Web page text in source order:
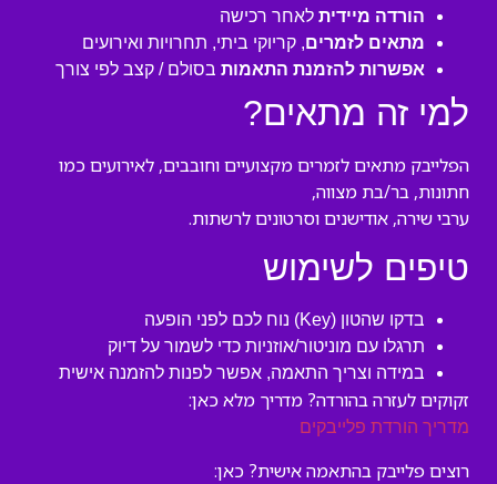
הורדה מיידית לאחר רכישה
מתאים לזמרים, קריוקי ביתי, תחרויות ואירועים
אפשרות להזמנת התאמות בסולם / קצב לפי צורך
למי זה מתאים?
הפלייבק מתאים לזמרים מקצועיים וחובבים, לאירועים כמו
חתונות, בר/בת מצווה,
ערבי שירה, אודישנים וסרטונים לרשתות.
טיפים לשימוש
בדקו שהטון (Key) נוח לכם לפני הופעה
תרגלו עם מוניטור/אוזניות כדי לשמור על דיוק
במידה וצריך התאמה, אפשר לפנות להזמנה אישית
זקוקים לעזרה בהורדה? מדריך מלא כאן:
מדריך הורדת פלייבקים
רוצים פלייבק בהתאמה אישית? כאן: